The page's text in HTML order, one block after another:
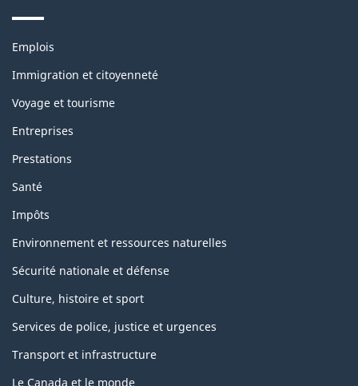
Thèmes
sujets
Emplois
Immigration et citoyenneté
Voyage et tourisme
Entreprises
Prestations
Santé
Impôts
Environnement et ressources naturelles
Sécurité nationale et défense
Culture, histoire et sport
Services de police, justice et urgences
Transport et infrastructure
Le Canada et le monde